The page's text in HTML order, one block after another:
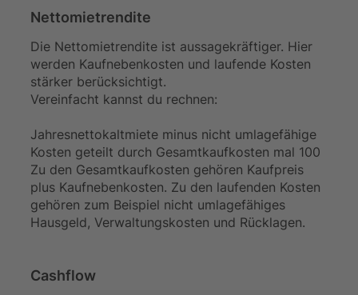
Nettomietrendite
Die Nettomietrendite ist aussagekräftiger. Hier
werden Kaufnebenkosten und laufende Kosten
stärker berücksichtigt.
Vereinfacht kannst du rechnen:
Jahresnettokaltmiete minus nicht umlagefähige
Kosten geteilt durch Gesamtkaufkosten mal 100
Zu den Gesamtkaufkosten gehören Kaufpreis
plus Kaufnebenkosten. Zu den laufenden Kosten
gehören zum Beispiel nicht umlagefähiges
Hausgeld, Verwaltungskosten und Rücklagen.
Cashflow